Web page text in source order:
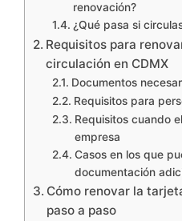
renovación?
¿Qué pasa si
Requisitos para
circulación en CDMX
Documentos
Requisitos para
Requisitos cuando
empresa
Casos en los que
documentación
Cómo renovar la
paso a paso